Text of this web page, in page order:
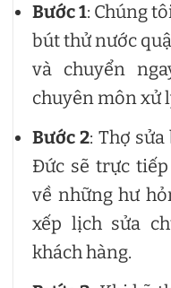
Bước 1: Chúng
bút thử nước
và chuyển
chuyên môn xử
Bước 2: Thợ
Đức sẽ trực
về những hư
xếp lịch sửa
khách hàng.